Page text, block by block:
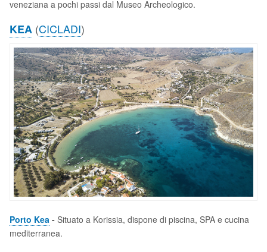
veneziana a pochi passi dal Museo Archeologico.
KEA (CICLADI)
Porto Kea - Situato a Korissia, dispone di piscina, SPA e cucina
mediterranea.